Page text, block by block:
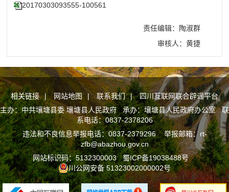
20170303093555-100561
责任编辑：陶淑群
审核人：黄捷
相关链接 | 网站地图 | 联系我们 |
四川互联网联合辟谣平台
主办：中共壤塘县委 壤塘县人民政府 承办：壤塘县人民政府办公室 联
系电话：0837-2378206
违法和不良信息举报电话：0837-2379296 举报邮箱：rt-
zfb@abazhou.gov.cn
网站标识码：5132300003蜀ICP备19038488号
川公网安备 51323002000002号